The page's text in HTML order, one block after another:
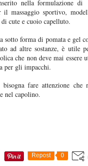
nella formulazione
massaggio sportivo,
cute e cuoio capelluto.
sotto forma di pomata e gel
ad altre sostanze, è utile
che non deve mai essere
per gli impacchi.
fare attenzione che
nel capolino.
Repost 0